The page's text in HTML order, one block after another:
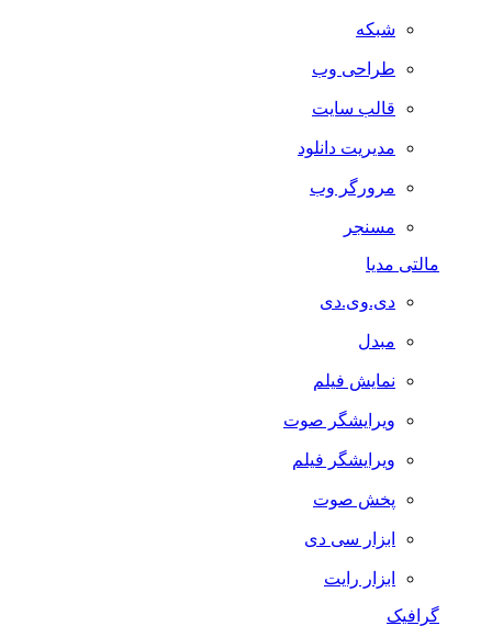
شبکه
طراحی وب
قالب سایت
مدیریت دانلود
مرورگر وب
مسنجر
مالتی مدیا
دی.وی.دی
مبدل
نمایش فیلم
ویرایشگر صوت
ویرایشگر فیلم
پخش صوت
ابزار سی دی
ابزار رایت
گرافیک